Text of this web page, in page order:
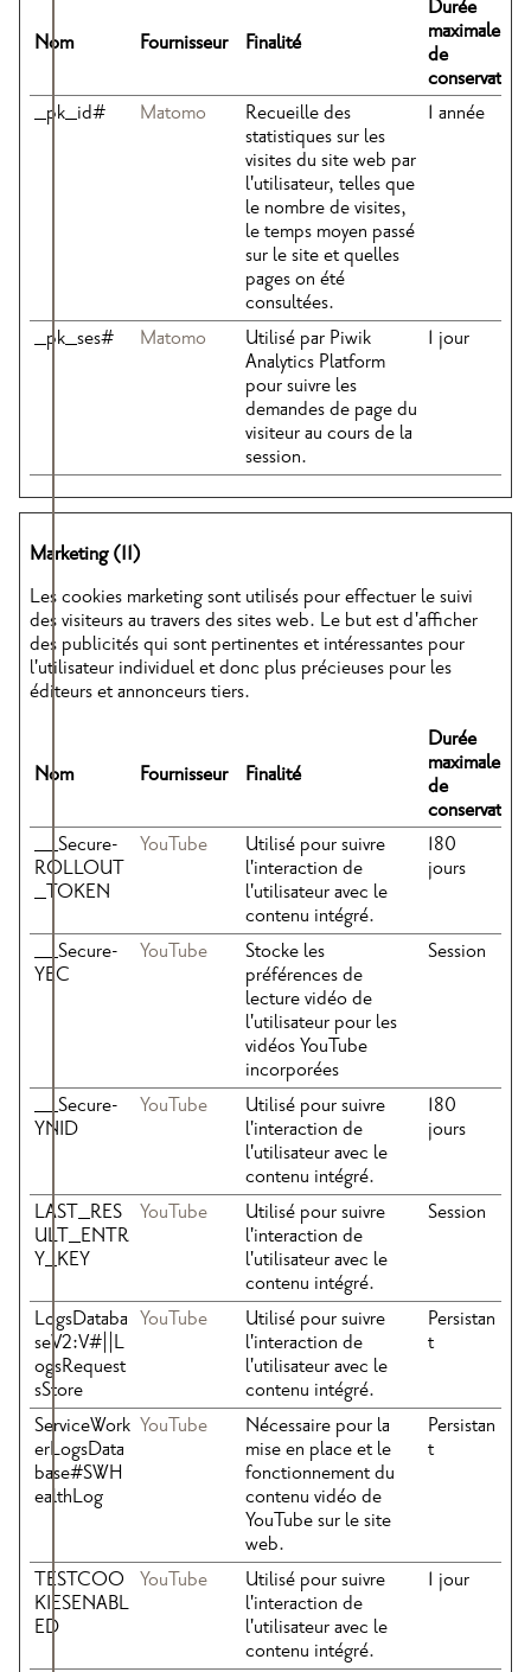
Nom Fournisseur Finalité
Durée
maximale
de
conservation
_pk_id#
Matomo
Recueille des
statistiques sur les
visites du site web par
l'utilisateur, telles que
le nombre de visites,
le temps moyen passé
sur le site et quelles
pages on été
consultées.
1 année
_pk_ses# Matomo
Utilisé par Piwik
Analytics Platform
pour suivre les
demandes de page du
visiteur au cours de la
session.
1 jour
Marketing (11)
Les cookies marketing sont utilisés pour effectuer le suivi
des visiteurs au travers des sites web. Le but est d'afficher
des publicités qui sont pertinentes et intéressantes pour
l'utilisateur individuel et donc plus précieuses pour les
éditeurs et annonceurs tiers.
Nom Fournisseur Finalité
Durée
maximale
de
conservation
__Secure-
ROLLOUT
_TOKEN
YouTube
Utilisé pour suivre
l'interaction de
l'utilisateur avec le
contenu intégré.
180
jours
__Secure-
YEC
YouTube
Stocke les
préférences de
lecture vidéo de
l'utilisateur pour les
vidéos YouTube
incorporées
Session
__Secure-
YNID
YouTube
Utilisé pour suivre
l'interaction de
l'utilisateur avec le
contenu intégré.
180
jours
LAST_RES
ULT_ENTR
Y_KEY
YouTube
Utilisé pour suivre
l'interaction de
l'utilisateur avec le
contenu intégré.
Session
LogsDataba
seV2:V#||L
ogsRequest
sStore
YouTube
Utilisé pour suivre
l'interaction de
l'utilisateur avec le
contenu intégré.
Persistan
t
ServiceWork
erLogsData
base#SWH
ealthLog
YouTube
Nécessaire pour la
mise en place et le
fonctionnement du
contenu vidéo de
YouTube sur le site
web.
Persistan
t
TESTCOO
KIESENABL
ED
YouTube
Utilisé pour suivre
l'interaction de
l'utilisateur avec le
contenu intégré.
1 jour